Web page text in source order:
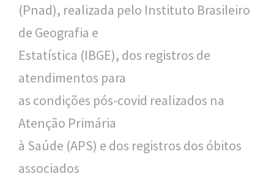
(Pnad), realizada pelo Instituto Brasileiro
de Geografia e
Estatística (IBGE), dos registros de
atendimentos para
as condições pós-covid realizados na
Atenção Primária
à Saúde (APS) e dos registros dos óbitos
associados